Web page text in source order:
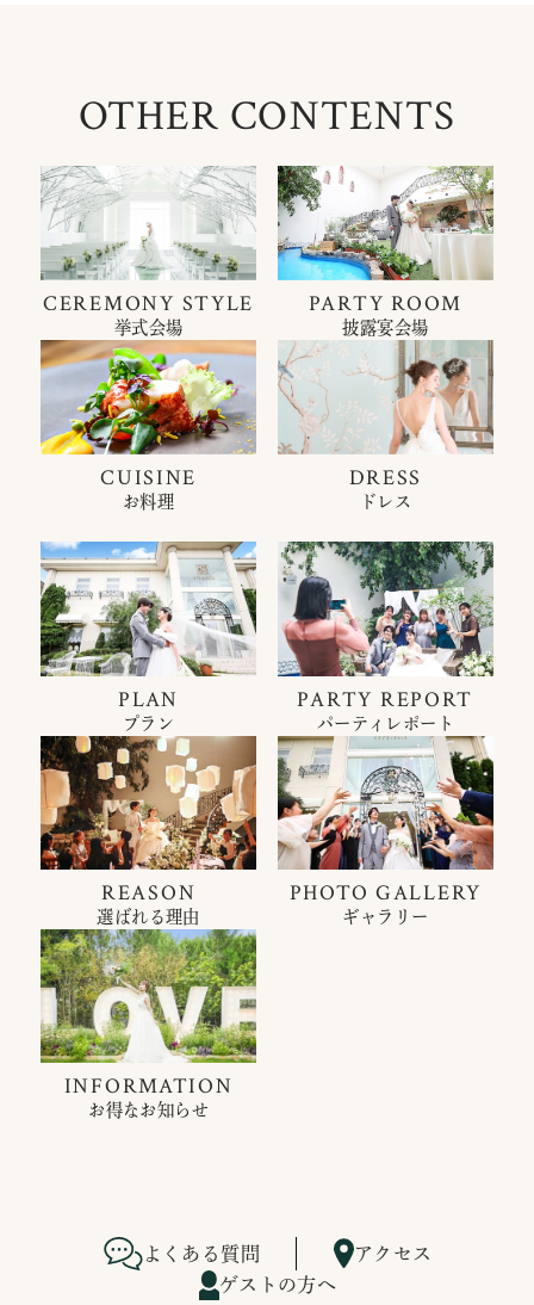
OTHER CONTENTS
CEREMONY STYLE
挙式会場
PARTY ROOM
披露宴会場
CUISINE
お料理
DRESS
ドレス
PLAN
プラン
PARTY REPORT
パーティレポート
REASON
選ばれる理由
PHOTO GALLERY
ギャラリー
INFORMATION
お得なお知らせ
よくある質問
アクセス
ゲストの方へ